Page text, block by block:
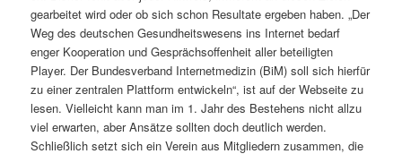
gearbeitet wird oder ob sich schon Resultate ergeben haben. „Der
Weg des deutschen Gesundheitswesens ins Internet bedarf
enger Kooperation und Gesprächsoffenheit aller beteiligten
Player. Der Bundesverband Internetmedizin (BiM) soll sich hierfür
zu einer zentralen Plattform entwickeln“, ist auf der Webseite zu
lesen. Vielleicht kann man im 1. Jahr des Bestehens nicht allzu
viel erwarten, aber Ansätze sollten doch deutlich werden.
Schließlich setzt sich ein Verein aus Mitgliedern zusammen, die